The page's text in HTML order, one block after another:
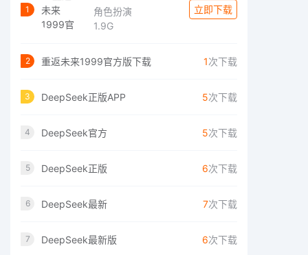
1
角色扮演
1.9G
立即下载
2 重返未来1999官方版下载 1次下载
3 DeepSeek正版APP 5次下载
4 DeepSeek官方 5次下载
5 DeepSeek正版 6次下载
6 DeepSeek最新 7次下载
7 DeepSeek最新版 6次下载